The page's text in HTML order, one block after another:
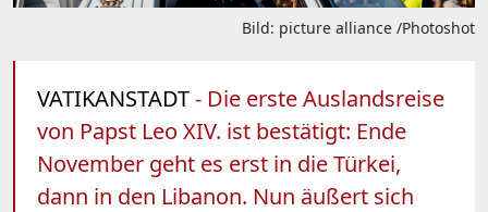
Bild: picture alliance /Photoshot
VATIKANSTADT- Die erste Auslandsreise
von Papst Leo XIV. ist bestätigt: Ende
November geht es erst in die Türkei,
dann in den Libanon. Nun äußert sich